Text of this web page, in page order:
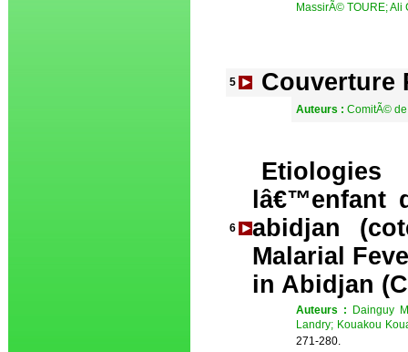
MassirÃ© TOURE; Ali
5 Couverture
Auteurs : ComitÃ©
6
lâ€™enfant
abidjan
Malarial
in Abidjan
Auteurs :
Dainguy
Landry; Kouakou
271-280.